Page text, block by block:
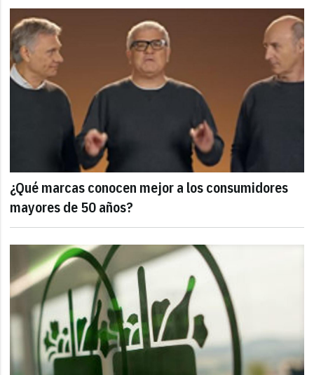
¿Qué marcas conocen mejor a los consumidores
mayores de 50 años?